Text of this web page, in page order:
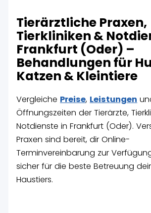
Tierärztliche Praxen,
Tierkliniken &
Frankfurt (Oder) –
Behandlungen für
Katzen & Kleintiere
Vergleiche Preise, Leistungen
Öffnungszeiten der Tierärzte,
Notdienste in Frankfurt (Oder).
Praxen sind bereit, dir Online-
Terminvereinbarung zur
sicher für die beste Betreuung
Haustiers.